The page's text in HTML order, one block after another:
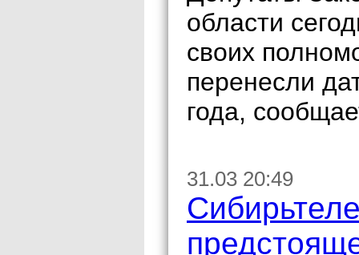
области
своих
перенесли
года,
31.03 20:49